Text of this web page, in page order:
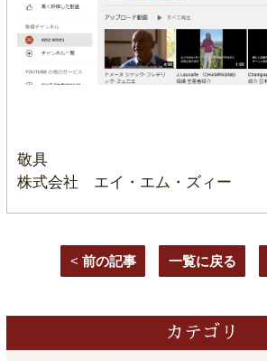
敬具
株式会社 エイ・エム・ズィー
< 前の記事 一覧に戻る
カテゴリ